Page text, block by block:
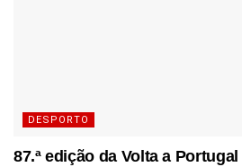
DESPORTO
87.ª edição da Volta a